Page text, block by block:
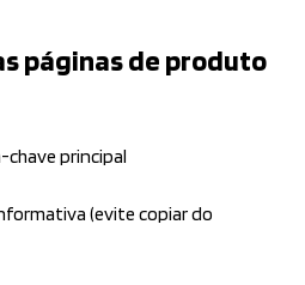
páginas de produto
principal
(evite copiar do